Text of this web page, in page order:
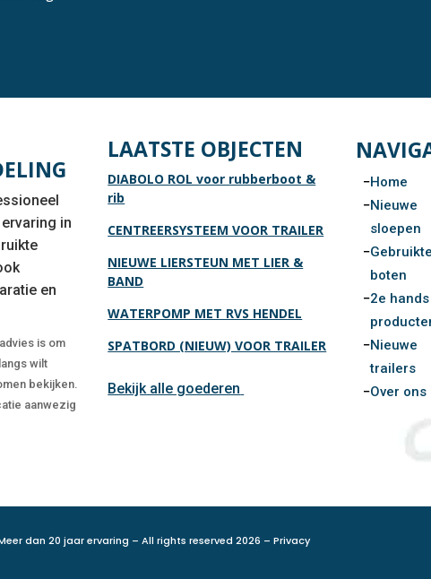
in
en
is om
wilt
bekijken.
aanwezig
LAATSTE OBJECTEN
DIABOLO ROL voor rubberboot &
rib
CENTREERSYSTEEM VOOR TRAILER
NIEUWE LIERSTEUN MET LIER &
BAND
WATERPOMP MET RVS HENDEL
SPATBORD (NIEUW) VOOR TRAILER
Bekijk alle goederen
Home
Nieuwe
sloepen
Gebruikte
boten
2e hands
Nieuwe
trailers
Over ons
dan 20 jaar ervaring – All rights reserved 2026 –Privacy